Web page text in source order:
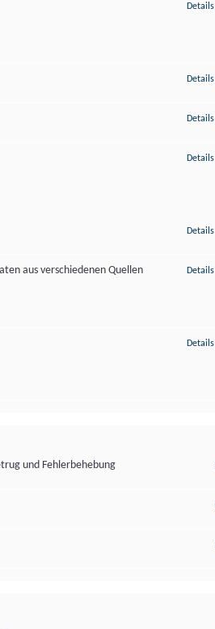
Details
Details
Details
Details
Details
aus verschiedenen Quellen
Details
Details
und Fehlerbehebung